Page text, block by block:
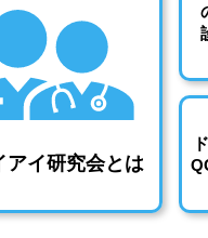
アイ研究会とは